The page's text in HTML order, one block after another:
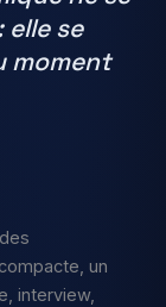
se
moment
un
interview,